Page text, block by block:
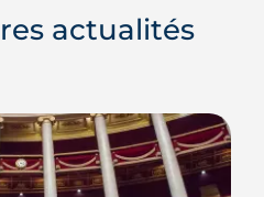
actualités